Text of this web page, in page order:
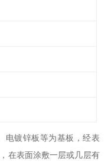
电镀锌板等为基板，经表
在表面涂敷一层或几层有